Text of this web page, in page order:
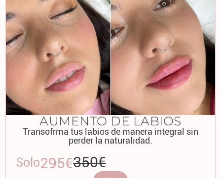
AUMENTO DE LABIOS
Transofrma tus labios de manera integral sin
perder la naturalidad.
Solo295€350€